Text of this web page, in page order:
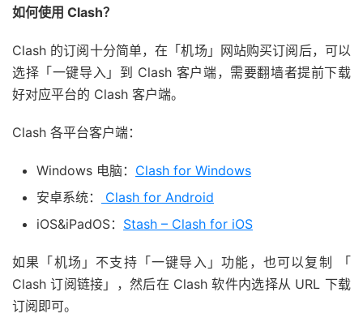
如何使用 Clash？
Clash 的订阅十分简单，在「机场」网站购买订阅后，可以
选择「一键导入」到 Clash 客户端，需要翻墙者提前下载
好对应平台的 Clash 客户端。
Clash 各平台客户端：
Windows 电脑： Clash for Windows
安卓系统：
Clash for Android
iOS&iPadOS： Stash – Clash for iOS
如果「机场」不支持「一键导入」功能，也可以复制 「
Clash 订阅链接」，然后在 Clash 软件内选择从 URL 下载
订阅即可。